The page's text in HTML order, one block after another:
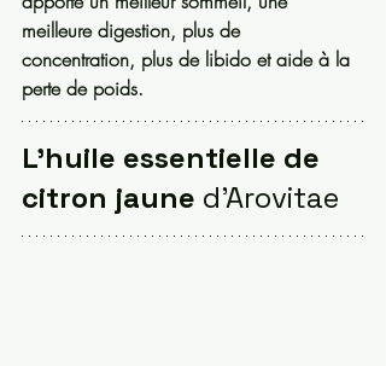
meilleure digestion, plus de
concentration, plus de libido et aide à la
perte de poids.
L'huile essentielle de
citron jaune d'Arovitae